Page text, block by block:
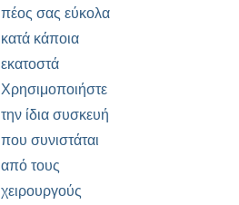
πέος σας εύκολα
κατά κάποια
εκατοστά
Χρησιμοποιήστε
την ίδια συσκευή
που συνιστάται
από τους
χειρουργούς